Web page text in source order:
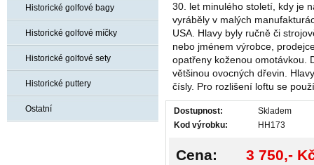
Historické golfové bagy
Historické golfové míčky
Historické golfové sety
Historické puttery
Ostatní
30. let minulého století, kdy je
vyráběly v malých
USA. Hlavy byly ručně či
nebo jménem výrobce,
opatřeny koženou omotávkou.
většinou ovocných dřevin.
čísly. Pro rozlišení loftu se
Dostupnost:
Skladem
Kod výrobku:
HH173
Cena: 3 750,-